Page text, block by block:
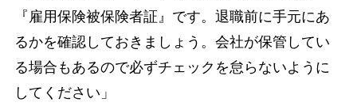
『雇用保険被保険者証』です。退職前に手元にあ
るかを確認しておきましょう。会社が保管してい
る場合もあるので必ずチェックを怠らないように
してください」